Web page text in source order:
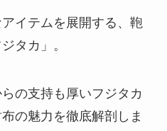
イテムを展開する、鞄
タカ」。
の支持も厚いフジタカ
の魅力を徹底解剖しま